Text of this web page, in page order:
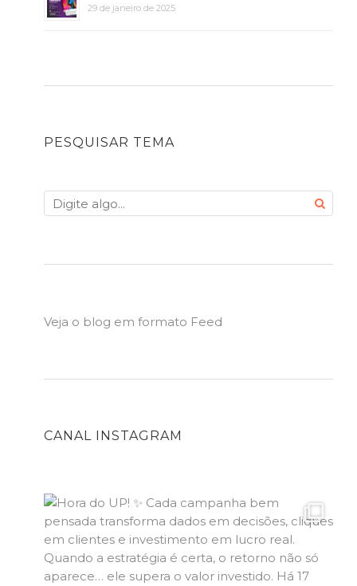
29 de janeiro de 2025
PESQUISAR TEMA
Veja o blog em formato Feed
CANAL INSTAGRAM